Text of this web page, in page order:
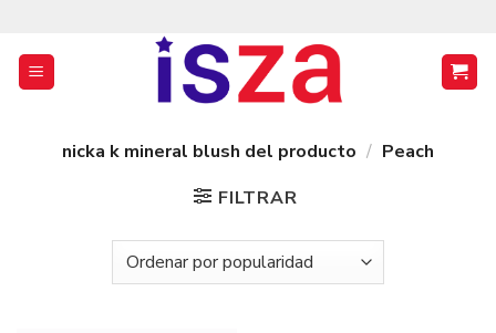
contenido
nicka k mineral blush del producto / Peach
FILTRAR